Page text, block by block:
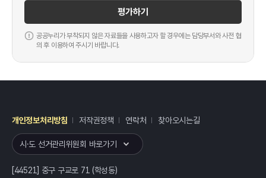
평가하기
공공누리가 부착되지 않은 자료들을 사용하고자 할 경우에는 담당부서와 사전 협
의 후 이용하여 주시기 바랍니다.
개인정보처리방침 저작권정책 연락처 찾아오시는길
시·도 선거관리위원회 바로가기
[44521] 중구 구교로 71 (학성동)